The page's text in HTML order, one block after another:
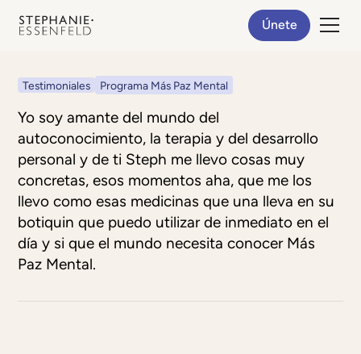
Únete
Testimoniales Programa Más Paz Mental
Yo soy amante del mundo del
autoconocimiento, la terapia y del desarrollo
personal y de ti Steph me llevo cosas muy
concretas, esos momentos aha, que me los
llevo como esas medicinas que una lleva en su
botiquin que puedo utilizar de inmediato en el
día y si que el mundo necesita conocer Más
Paz Mental.